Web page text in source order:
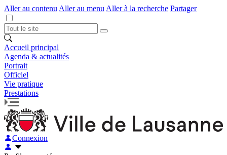
Aller au contenu Aller au menu Aller à la recherche Partager
Accueil principal
Agenda & actualités
Portrait
Officiel
Vie pratique
Prestations
Connexion